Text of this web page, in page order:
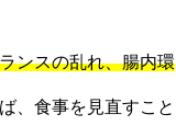
ンスの乱れ、腸内環
、食事を見直すこと